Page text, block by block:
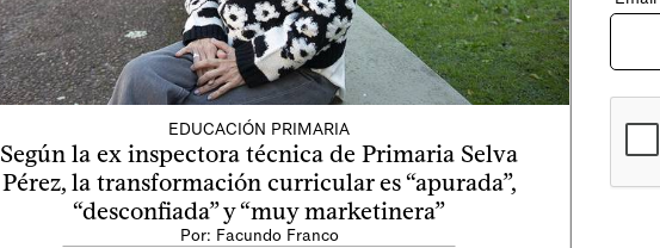
EDUCACIÓN PRIMARIA
Según la ex inspectora técnica de Primaria Selva
Pérez, la transformación curricular es “apurada”,
“desconfiada” y “muy marketinera”
Por: Facundo Franco